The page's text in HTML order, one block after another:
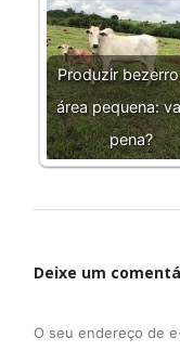
Produzir
área pequena:
pena?
Deixe um
O seu endereço de